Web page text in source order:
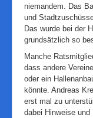
niemandem. Das
und
Das wurde bei der
grundsätzlich so
Manche
dass andere
oder ein
könnte. Andreas
erst mal zu
dabei Hinweise